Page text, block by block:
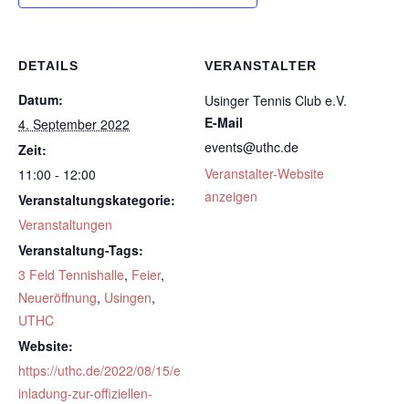
DETAILS
Datum:
4. September 2022
Zeit:
11:00 - 12:00
Veranstaltungskategorie:
Veranstaltungen
Veranstaltung-Tags:
3 Feld Tennishalle, Feier,
Neueröffnung, Usingen,
UTHC
Website:
https://uthc.de/2022/08/15/e
inladung-zur-offiziellen-
VERANSTALTER
Usinger Tennis Club e.V.
E-Mail
events@uthc.de
Veranstalter-Website
anzeigen